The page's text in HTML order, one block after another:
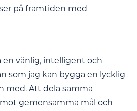
på framtiden med
en vänlig, intelligent och
som jag kan bygga en lycklig
med. Att dela samma
gemensamma mål och